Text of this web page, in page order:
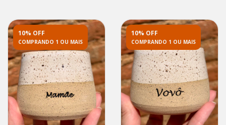
10% OFF
COMPRANDO 1 OU MAIS
10% OFF
COMPRANDO 1 OU MAIS